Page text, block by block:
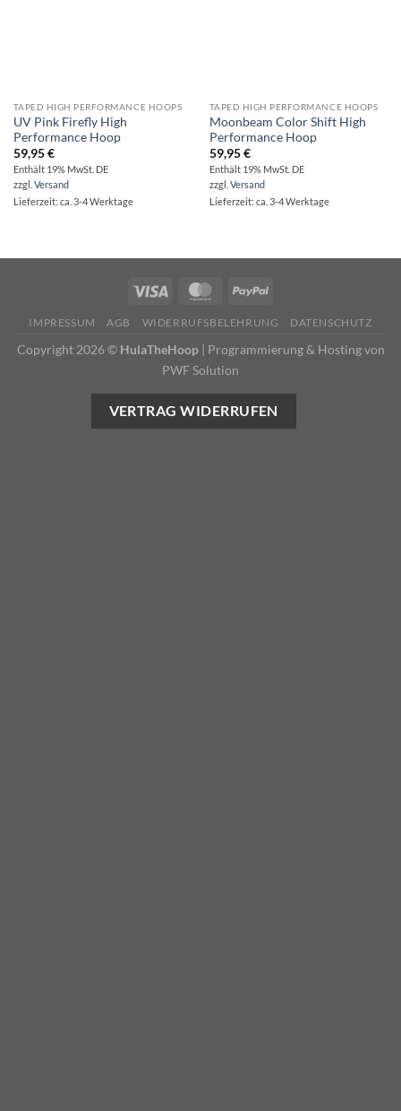
TAPED HIGH PERFORMANCE HOOPS
UV Pink Firefly High
Performance Hoop
59,95€
Enthält 19% MwSt. DE
zzgl. Versand
Lieferzeit: ca. 3-4 Werktage
TAPED HIGH PERFORMANCE HOOPS
Moonbeam Color Shift High
Performance Hoop
59,95€
Enthält 19% MwSt. DE
zzgl. Versand
Lieferzeit: ca. 3-4 Werktage
IMPRESSUM AGB WIDERRUFSBELEHRUNG DATENSCHUTZ
Copyright 2026 © HulaTheHoop| Programmierung & Hosting von
PWF Solution
VERTRAG WIDERRUFEN